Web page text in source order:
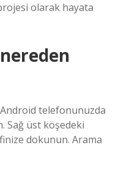
olarak hayata
Android telefonunuzda
Sağ üst köşedeki
dokunun. Arama